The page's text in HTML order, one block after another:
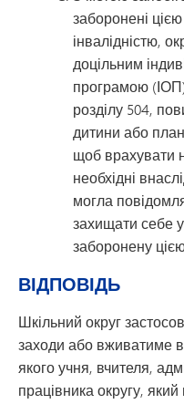
заборонені
інвалідністю,
доцільним
програмою
розділу 504,
дитини або
щоб врахувати
необхідні
могла
захищати себе
заборонену
ВІДПОВІДЬ
Шкільний округ
заходи або вживатиме
якого учня, вчителя,
працівника округу,